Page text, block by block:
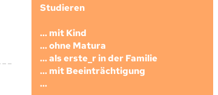
Studieren
... mit Kind
... ohne Matura
... als erste_r in der Familie
... mit Beeinträchtigung
...